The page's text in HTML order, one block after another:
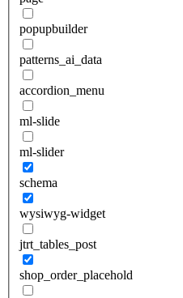
popupbuilder
patterns_ai_data
accordion_menu
ml-slide
ml-slider
schema
wysiwyg-widget
jtrt_tables_post
shop_order_placehold